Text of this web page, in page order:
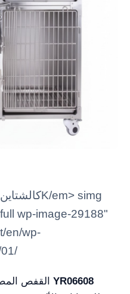
wp-image-29188"
en/wp-
YR06608